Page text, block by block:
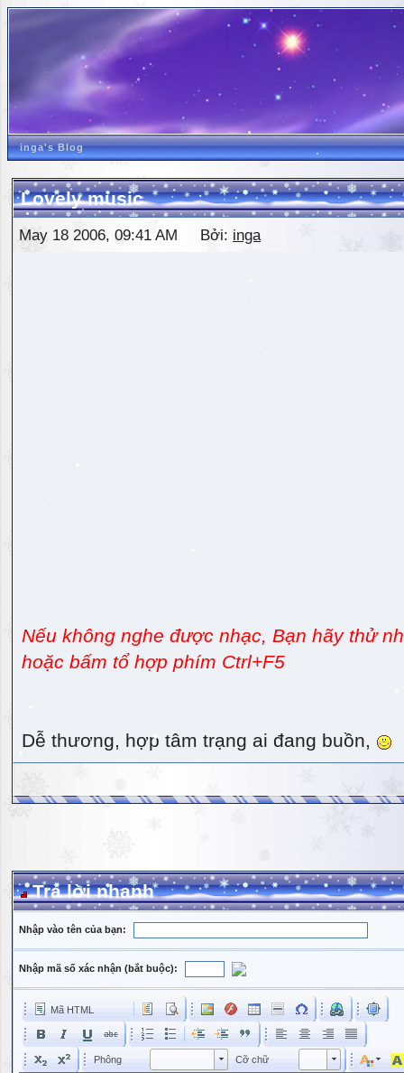
inga's Blog
Lovely music
May 18 2006, 09:41 AM Bởi: inga
Nếu không nghe được nhạc, Bạn hãy thử
hoặc bấm tổ hợp phím Ctrl+F5
Dễ thương, hợp tâm trạng ai đang buồn,
Trả lời nhanh
Nhập vào tên của bạn:
Nhập mã số xác nhận (bắt buộc):
Mã HTML
Phông Phông Cỡ chữ Kích cỡ phông